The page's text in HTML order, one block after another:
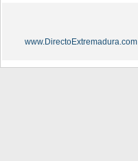
www.DirectoExtremadura.com